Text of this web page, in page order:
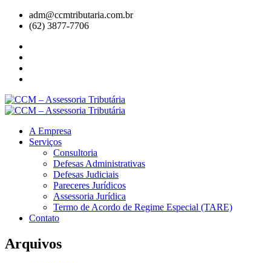
adm@ccmtributaria.com.br
(62) 3877-7706
A Empresa
Serviços
Consultoria
Defesas Administrativas
Defesas Judiciais
Pareceres Jurídicos
Assessoria Jurídica
Termo de Acordo de Regime Especial (TARE)
Contato
Arquivos